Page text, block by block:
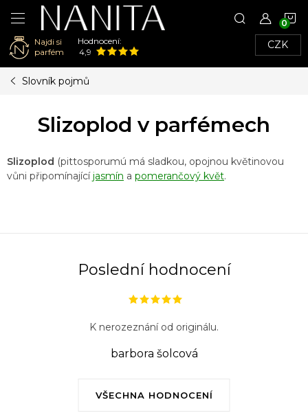
Najdi si
parfém
Hodnocení:
4,9
CZK
Slovník pojmů
Slizoplod v parfémech
Slizoplod (pittosporumú má sladkou, opojnou květinovou
vůni připomínajícíjasmín a pomerančový květ.
Poslední hodnocení
VŠECHNA HODNOCENÍ
K nerozeznání od originálu.
barbora šolcová